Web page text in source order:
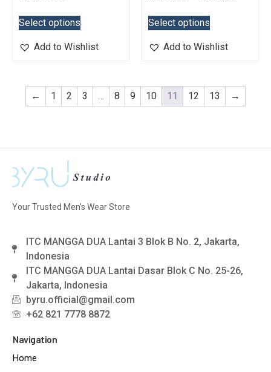
Select options
Add to Wishlist
Select options
Add to Wishlist
← 1 2 3 8 9 10 11 12 13 →
Your Trusted Men’s Wear Store
ITC MANGGA DUA Lantai 3 Blok B No. 2, Jakarta,
Indonesia
ITC MANGGA DUA Lantai Dasar Blok C No. 25-26,
Jakarta, Indonesia
byru.official@gmail.com
+62 821 7778 8872
Navigation
Home